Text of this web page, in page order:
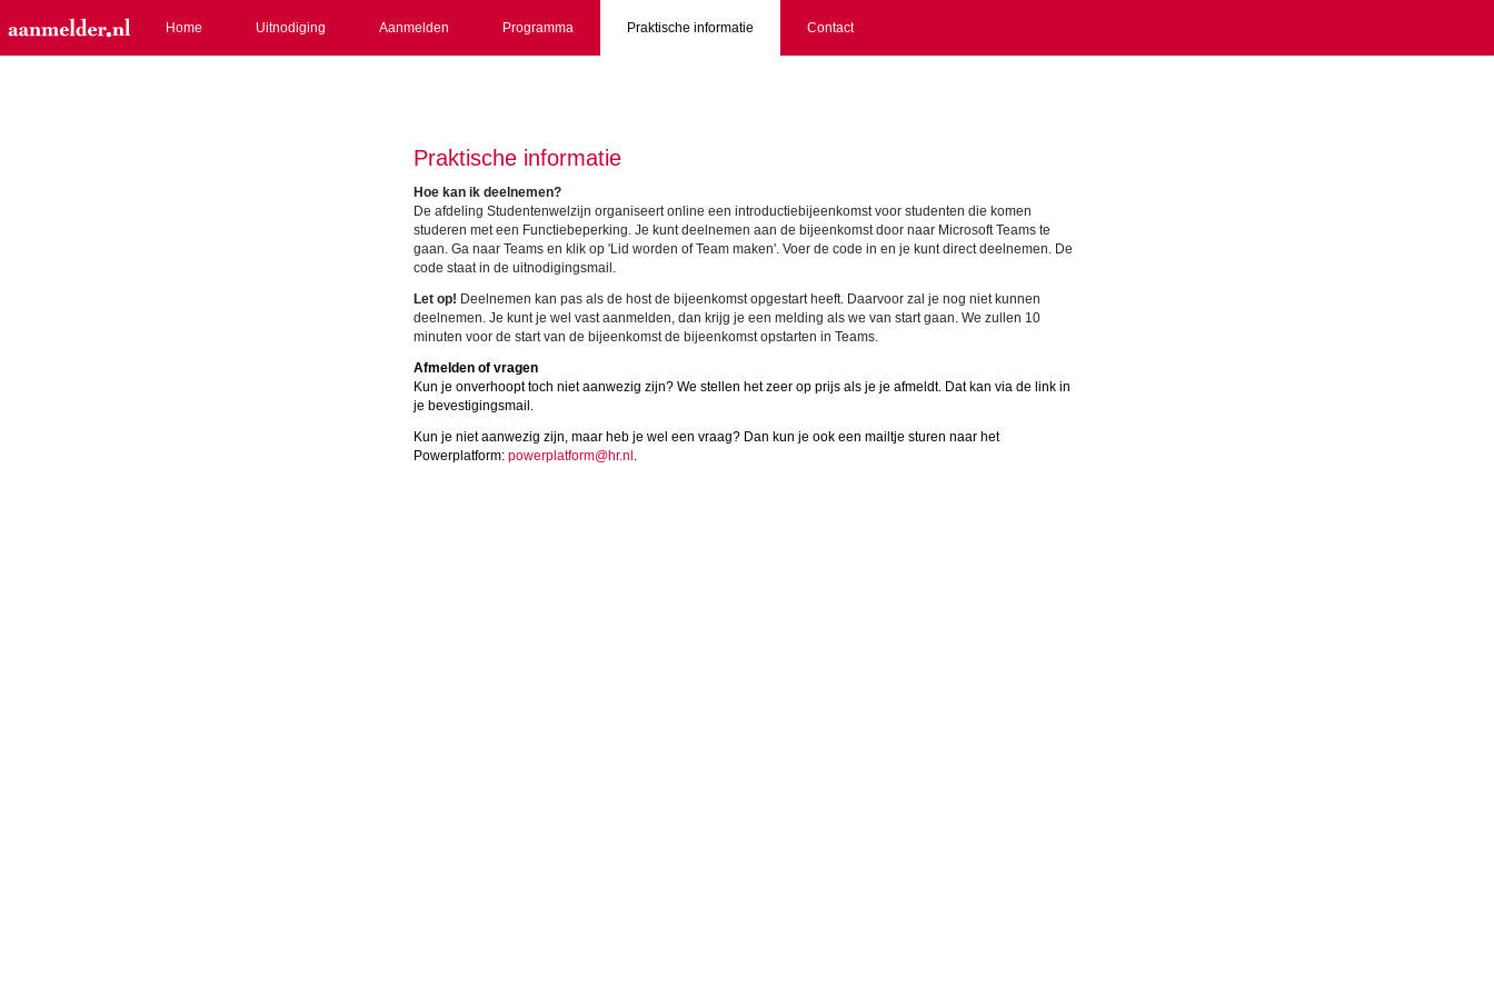
Home Uitnodiging Aanmelden Programma Praktische informatie Contact
Praktische informatie
Hoe kan ik deelnemen?
De afdeling Studentenwelzijn organiseert online een introductiebijeenkomst voor studenten die komen
studeren met een Functiebeperking. Je kunt deelnemen aan de bijeenkomst door naar Microsoft Teams te
gaan. Ga naar Teams en klik op 'Lid worden of Team maken'. Voer de code in en je kunt direct deelnemen. De
code staat in de uitnodigingsmail.
Let op! Deelnemen kan pas als de host de bijeenkomst opgestart heeft. Daarvoor zal je nog niet kunnen
deelnemen. Je kunt je wel vast aanmelden, dan krijg je een melding als we van start gaan. We zullen 10
minuten voor de start van de bijeenkomst de bijeenkomst opstarten in Teams.
Afmelden of vragen
Kun je onverhoopt toch niet aanwezig zijn? We stellen het zeer op prijs als je je afmeldt. Dat kan via de link in
je bevestigingsmail.
Kun je niet aanwezig zijn, maar heb je wel een vraag? Dan kun je ook een mailtje sturen naar het
Powerplatform: powerplatform@hr.nl